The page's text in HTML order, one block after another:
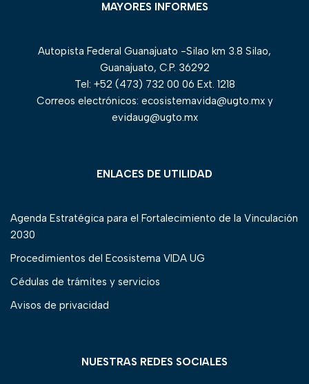
MAYORES INFORMES
Autopista Federal Guanajuato -Silao km 3.8 Silao,
Guanajuato, C.P. 36292
Tel: +52 (473) 732 00 06 Ext. 1218
Correos electrónicos: ecosistemavida@ugto.mx y
evidaug@ugto.mx
ENLACES DE UTILIDAD
Agenda Estratégica para el Fortalecimiento de la Vinculación
2030
Procedimientos del Ecosistema VIDA UG
Cédulas de trámites y servicios
Avisos de privacidad
NUESTRAS REDES SOCIALES